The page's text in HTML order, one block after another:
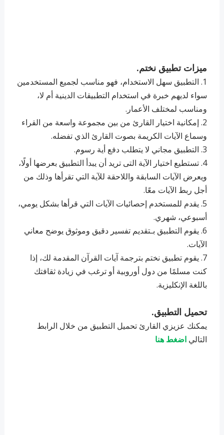
ميزات تطبيق نختم.
1. التطبيق سهل الاستخدام، فهو مناسب لجميع المستخدمين
سواء لديهم خبرة في استخدام التطبيقات الدينية أم لا،
ومناسب لمختلف الأعمار.
2. ‏إمكانية اختيار القارئ من بين مجموعة واسعة من القراء
وسماع الآيات الكريمة بصوت القارئ الذي تفضله.
3. ‏التطبيق مجاني لا يتطلب دفع أية رسوم.
4. ‏تستطيع اختيار الآية التى تريد أن يبدأ التطبيق بعرضها أولًا،
ويعرض الآيات السابقة واللاحقة للآية التي تقرأها وذلك من
أجل ربط الآيات معًا.
5. ‏يقدم للمستخدم إحصائيات الآيات التي قرأها بشكل يومي،
أسبوعي، شهري.
6. ‏يقوم التطبيق بـتقديم تفسير دقيق وموثوق يوضح معاني
الآيات.
7. يقوم تطبيق نختم بترجمة آيات القرآن المقدمة لك، إذا
كنت مسلمًا من دول أوروبية أو ترغب في زيادة ثقافتك
باللغة الإنكليزية.
تحميل التطبيق.
يمكنك عزيزي القارئ تحميل التطبيق من خلال الرابط
التالي اضغط هنا